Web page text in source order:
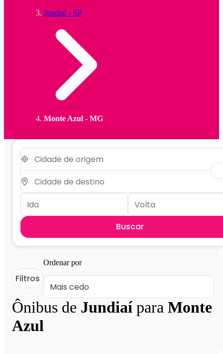
Jundiaí - SP
Monte Azul - MG
Buscar
Ônibus de Jundiaípara Monte
Azul
Filtros
Ordenar por